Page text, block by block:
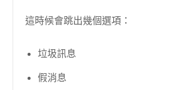
這時候會跳出幾個選項：
垃圾訊息
假消息